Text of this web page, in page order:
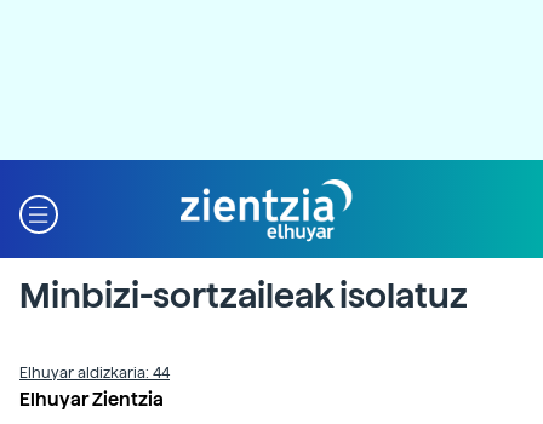
Minbizi-sortzaileak isolatuz
Elhuyar aldizkaria: 44
Elhuyar Zientzia